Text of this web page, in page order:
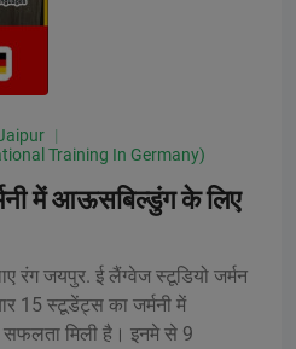
Training In Germany)
में आऊसबिल्डुंग के लिए
रंग जयपुर. ई लैंग्वेज स्टूडियो जर्मन
15 स्टूडेंट्स का जर्मनी में
मिली है। इनमे से 9